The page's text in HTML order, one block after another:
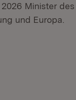
2026 Minister
und Europa.